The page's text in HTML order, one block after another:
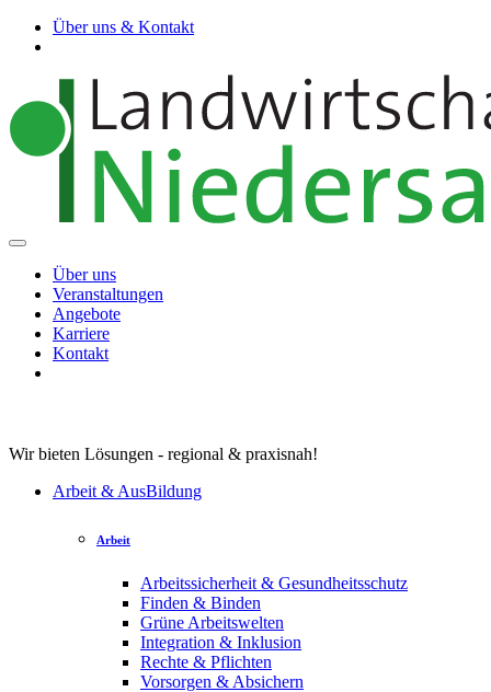
Über uns & Kontakt
Über uns
Veranstaltungen
Angebote
Karriere
Kontakt
Wir bieten Lösungen - regional & praxisnah!
Arbeit & AusBildung
Arbeit
Arbeitssicherheit & Gesundheitsschutz
Finden & Binden
Grüne Arbeitswelten
Integration & Inklusion
Rechte & Pflichten
Vorsorgen & Absichern